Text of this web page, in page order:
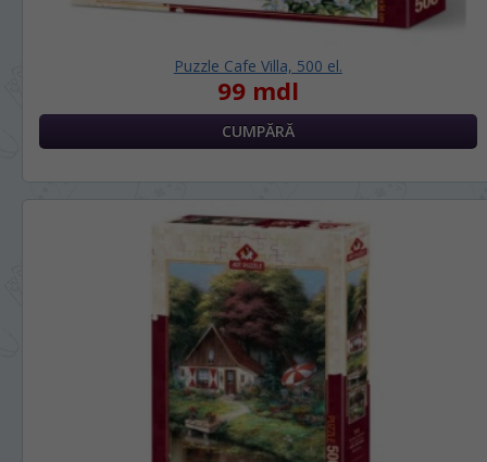
Puzzle Cafe Villa, 500 el.
99 mdl